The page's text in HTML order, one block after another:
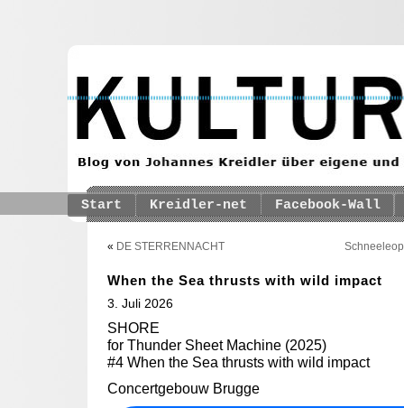
Start Kreidler-net Facebook-Wall
« DE STERRENNACHT
When the Sea thrusts with wild impact
3. Juli 2026
SHORE
for Thunder Sheet Machine (2025)
#4 When the Sea thrusts with wild impact
Concertgebouw Brugge